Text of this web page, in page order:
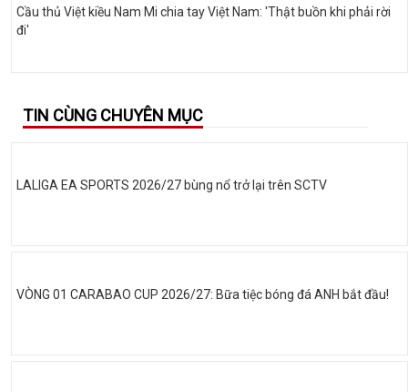
Cầu thủ Việt kiều Nam Mi chia tay Việt Nam: 'Thật buồn khi phải rời
đi'
TIN CÙNG CHUYÊN MỤC
LALIGA EA SPORTS 2026/27 bùng nổ trở lại trên SCTV
VÒNG 01 CARABAO CUP 2026/27: Bữa tiệc bóng đá ANH bắt đầu!